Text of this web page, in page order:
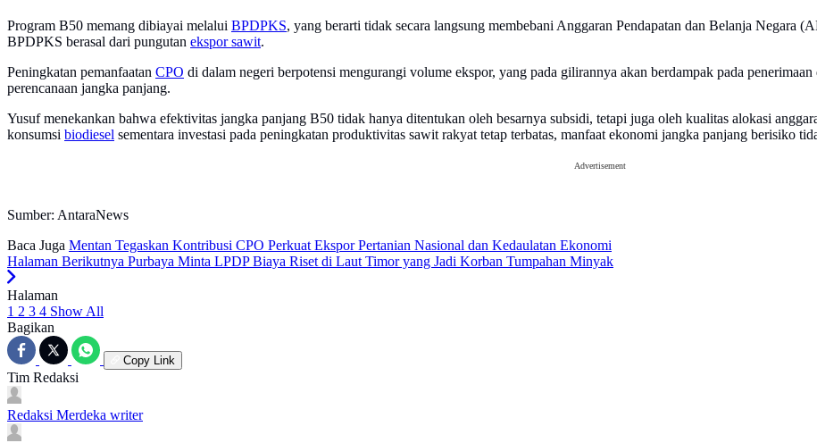
Program B50 memang dibiayai melalui BPDPKS, yang berarti tidak secara langsung membebani Anggaran Pendapatan dan Belanja Negara
BPDPKS berasal dari pungutan ekspor sawit.
Peningkatan pemanfaatan CPO di dalam negeri berpotensi mengurangi volume ekspor, yang pada gilirannya akan berdampak pada penerimaan
perencanaan jangka panjang.
Yusuf menekankan bahwa efektivitas jangka panjang B50 tidak hanya ditentukan oleh besarnya subsidi, tetapi juga oleh kualitas alokasi
konsumsi biodiesel sementara investasi pada peningkatan produktivitas sawit rakyat tetap terbatas, manfaat ekonomi jangka panjang berisiko
Advertisement
Sumber: AntaraNews
Baca Juga Mentan Tegaskan Kontribusi CPO Perkuat Ekspor Pertanian Nasional dan Kedaulatan Ekonomi
Halaman Berikutnya Purbaya Minta LPDP Biaya Riset di Laut Timor yang Jadi Korban Tumpahan Minyak
Halaman
1 2 3 4 Show All
Bagikan
Copy Link
Tim Redaksi
Redaksi Merdeka writer